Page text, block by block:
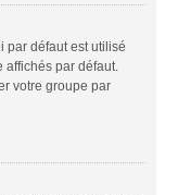
par défaut est utilisé
affichés par défaut.
votre groupe par